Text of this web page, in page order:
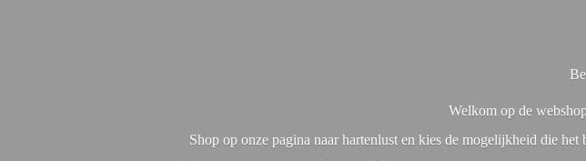
Welkom op de
Shop op onze pagina naar hartenlust en kies de mogelijkheid die